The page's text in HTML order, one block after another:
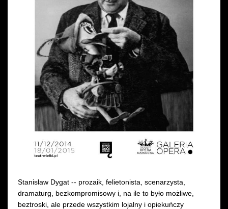
Wynajem kostiumów
Wynajem rekwizytów
Fundusze unijne
Dotacje celowe
Stanisław Dygat -- prozaik, felietonista, scenarzysta,
dramaturg, bezkompromisowy i, na ile to było możliwe,
beztroski, ale przede wszystkim lojalny i opiekuńczy